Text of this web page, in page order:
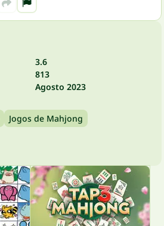
3.6
813
Agosto 2023
Jogos de Mahjong